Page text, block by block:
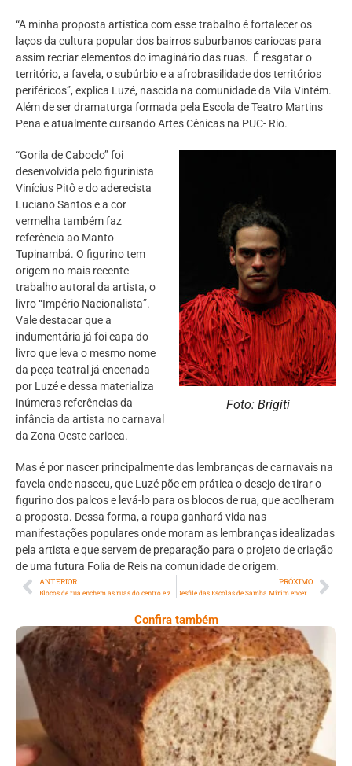
“A minha proposta artística com esse trabalho é fortalecer os
laços da cultura popular dos bairros suburbanos cariocas para
assim recriar elementos do imaginário das ruas. É resgatar o
território, a favela, o subúrbio e a afrobrasilidade dos territórios
periféricos”, explica Luzé, nascida na comunidade da Vila Vintém.
Além de ser dramaturga formada pela Escola de Teatro Martins
Pena e atualmente cursando Artes Cênicas na PUC- Rio.
Foto: Brigiti
“Gorila de Caboclo” foi
desenvolvida pelo figurinista
Vinícius Pitô e do aderecista
Luciano Santos e a cor
vermelha também faz
referência ao Manto
Tupinambá. O figurino tem
origem no mais recente
trabalho autoral da artista, o
livro “Império Nacionalista”.
Vale destacar que a
indumentária já foi capa do
livro que leva o mesmo nome
da peça teatral já encenada
por Luzé e dessa materializa
inúmeras referências da
infância da artista no carnaval
da Zona Oeste carioca.
Mas é por nascer principalmente das lembranças de carnavais na
favela onde nasceu, que Luzé põe em prática o desejo de tirar o
figurino dos palcos e levá-lo para os blocos de rua, que acolheram
a proposta. Dessa forma, a roupa ganhará vida nas
manifestações populares onde moram as lembranças idealizadas
pela artista e que servem de preparação para o projeto de criação
de uma futura Folia de Reis na comunidade de origem.
ANTERIOR PRÓXIMO
Desfile das Escolas de Samba Mirim encerram o Carnaval na Sapucaí
Confira também
Comer Bem: Pão Low Carb